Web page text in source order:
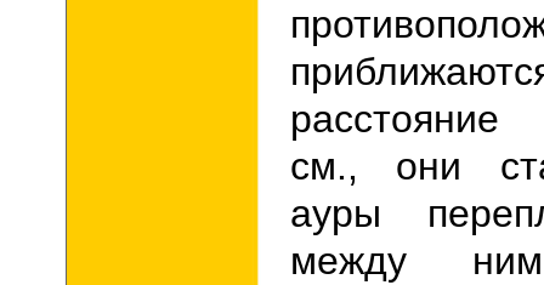
см., они
ауры
между